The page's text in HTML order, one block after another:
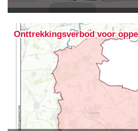
Onttrekkingsverbod voor